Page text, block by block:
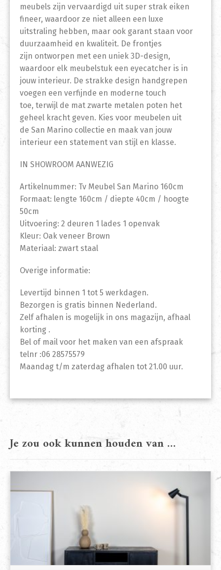
meubels zijn vervaardigd uit super strak eiken
fineer, waardoor ze niet alleen een luxe
uitstraling hebben, maar ook garant staan voor
duurzaamheid en kwaliteit. De frontjes
zijn ontworpen met een uniek 3D-design,
waardoor elk meubelstuk een eyecatcher is in
jouw interieur. De strakke design handgrepen
voegen een verfijnde en moderne touch
toe, terwijl de mat zwarte metalen poten het
geheel kracht geven. Kies voor meubelen uit
de San Marino collectie en maak van jouw
interieur een statement van stijl en klasse.
IN SHOWROOM AANWEZIG
Artikelnummer: Tv Meubel San Marino 160cm
Formaat: lengte 160cm / diepte 40cm / hoogte
50cm
Uitvoering: 2 deuren 1 lades 1 openvak
Kleur: Oak veneer Brown
Materiaal: zwart staal
Overige informatie:
Levertijd binnen 1 tot 5 werkdagen.
Bezorgen is gratis binnen Nederland.
Zelf afhalen is mogelijk in ons magazijn, afhaal
korting .
Bel of mail voor het maken van een afspraak
telnr :06 28575579
Maandag t/m zaterdag afhalen tot 21.00 uur.
Je zou ook kunnen houden van …